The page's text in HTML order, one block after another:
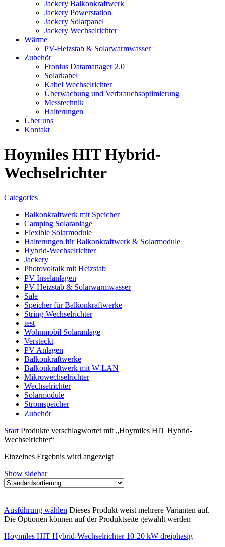
Jackery Balkonkraftwerk
Jackery Powerstation
Jackery Solarpanel
Jackery Wechselrichter
Wärme
PV-Heizstab & Solarwarmwasser
Zubehör
Fronius Datamanager 2.0
Solarkabel
Kabel Wechselrichter
Überwachung und Verbrauchsoptimierung
Messtechnik
Halterungen
Über uns
Kontakt
Hoymiles HIT Hybrid-
Wechselrichter
Categories
Balkonkraftwerk mit Speicher
Camping Solaranlage
Flexible Solarmodule
Halterungen für Balkonkraftwerk & Solarmodule
Hybrid-Wechselrichter
Jackery
Photovoltaik mit Heizstab
PV Inselanlagen
PV-Heizstab & Solarwarmwasser
Sale
Speicher für Balkonkraftwerke
String-Wechselrichter
test
Wohnmobil Solaranlage
Versteckt
PV Anlagen
Balkonkraftwerke
Balkonkraftwerk mit W-LAN
Mikrowechselrichter
Wechselrichter
Solarmodule
Stromspeicher
Zubehör
Start Produkte verschlagwortet mit „Hoymiles HIT Hybrid-
Wechselrichter“
Einzelnes Ergebnis wird angezeigt
Show sidebar
Ausführung wählen Dieses Produkt weist mehrere Varianten auf.
Die Optionen können auf der Produktseite gewählt werden
Hoymiles HIT Hybrid-Wechselrichter 10-20 kW dreiphasig